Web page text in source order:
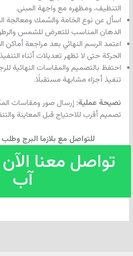
التنظيف، ومظهره مع واجهة المبنى.
اسأل عن نوع الخامة والسُمك ومعالجة
الدهان المناسب للتعرض للشمس
اعتمد الرسم النهائي بعد مراجعة أماكن
الحركة حتى لا تظهر تعديلات أثناء
احتفظ بالتصميم والمقاسات النهائية
تنفيذ أجزاء مشابهة مستقبلًا.
نصيحة عملية: إرسال صور ومقاسات
تصميم أقرب للاحتياج قبل المعاينة
للتواصل مع بلازما البرج
تواصل معنا
آب